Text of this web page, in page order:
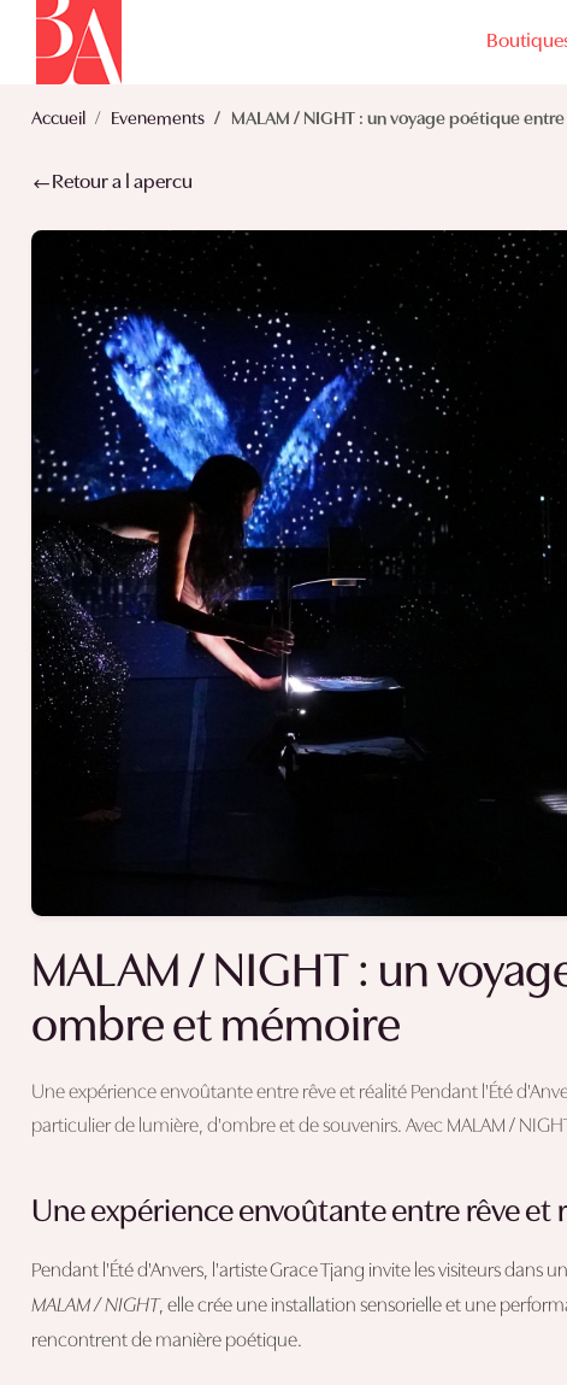
Accueil Evenements MALAM / NIGHT : un voyage poétique
Retour a l apercu
MALAM / NIGHT : un
ombre et mémoire
Une expérience envoûtante entre rêve et réalité Pendant l'Été
particulier de lumière, d'ombre et de souvenirs. Avec MALAM /
Une expérience envoûtante entre rêve et
Pendant l'Été d'Anvers, l'artiste Grace Tjang invite les visiteurs
MALAM / NIGHT, elle crée une installation sensorielle et une
rencontrent de manière poétique.